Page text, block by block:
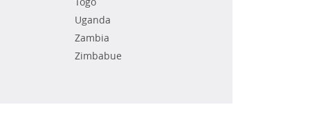
Uganda
Zambia
Zimbabue